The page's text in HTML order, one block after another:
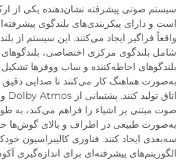
سیستم صوتی پیشرفته نشان‌دهنده یکی از
است و دارای پیکربندی‌های بلندگوی
واقعاً فراگیر ایجاد می‌کنند. این سیستم از
شامل بلندگوی مرکزی اختصاصی،
بلندگوهای احاطه‌کننده و ساب ووفرها
به‌صورت هماهنگ کار می‌کنند تا صدایی
صوت مبتنی بر اشیاء را فراهم می‌کند، به
به‌صورت طبیعی در اطراف و بالای گوش‌ها
سه‌بعدی ایجاد کنند. فناوری کالیبراسیون
الگوریتم‌های پیشرفته‌ای برای اندازه‌گیری